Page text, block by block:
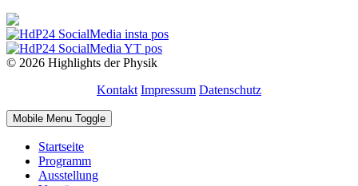
© 2026 Highlights der Physik
Kontakt Impressum Datenschutz
Mobile Menu Toggle
Startseite
Programm
Ausstellung